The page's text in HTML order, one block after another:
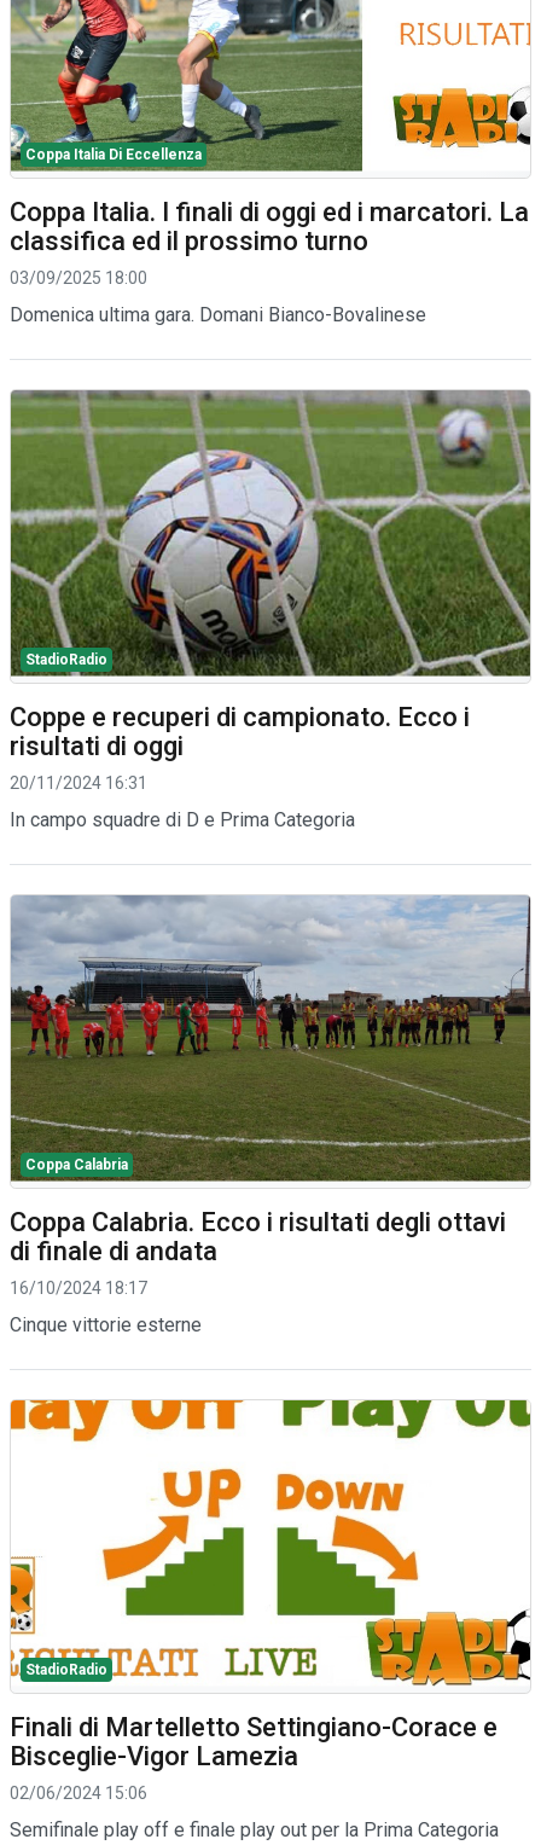
Coppa Italia Di Eccellenza
Coppa Italia. I finali di oggi ed i marcatori. La
classifica ed il prossimo turno
03/09/2025 18:00
Domenica ultima gara. Domani Bianco-Bovalinese
StadioRadio
Coppe e recuperi di campionato. Ecco i
risultati di oggi
20/11/2024 16:31
In campo squadre di D e Prima Categoria
Coppa Calabria
Coppa Calabria. Ecco i risultati degli ottavi
di finale di andata
16/10/2024 18:17
Cinque vittorie esterne
StadioRadio
Finali di Martelletto Settingiano-Corace e
Bisceglie-Vigor Lamezia
02/06/2024 15:06
Semifinale play off e finale play out per la Prima Categoria